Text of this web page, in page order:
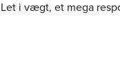
i vægt, et mega